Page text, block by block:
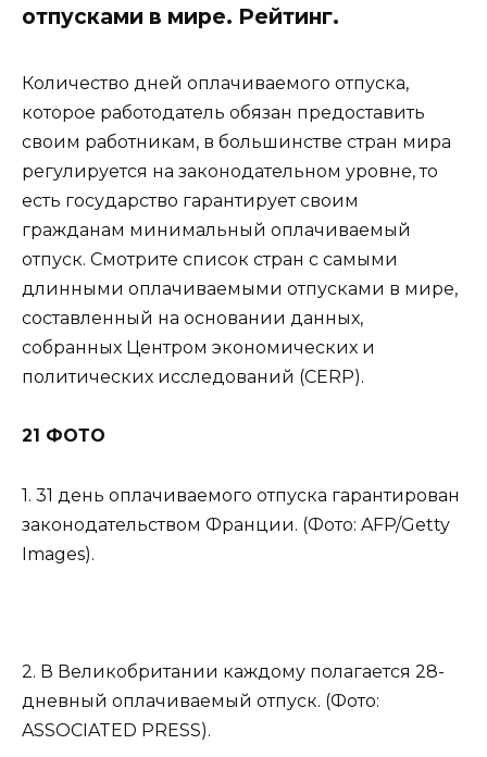
отпусками в мире. Рейтинг.
Количество дней оплачиваемого отпуска,
которое работодатель обязан предоставить
своим работникам, в большинстве стран мира
регулируется на законодательном уровне, то
есть государство гарантирует своим
гражданам минимальный оплачиваемый
отпуск. Смотрите список стран с самыми
длинными оплачиваемыми отпусками в мире,
составленный на основании данных,
собранных Центром экономических и
политических исследований (CERP).
21 ФОТО
1. 31 день оплачиваемого отпуска гарантирован
законодательством Франции. (Фото: AFP/Getty
Images).
2. В Великобритании каждому полагается 28-
дневный оплачиваемый отпуск. (Фото:
ASSOCIATED PRESS).